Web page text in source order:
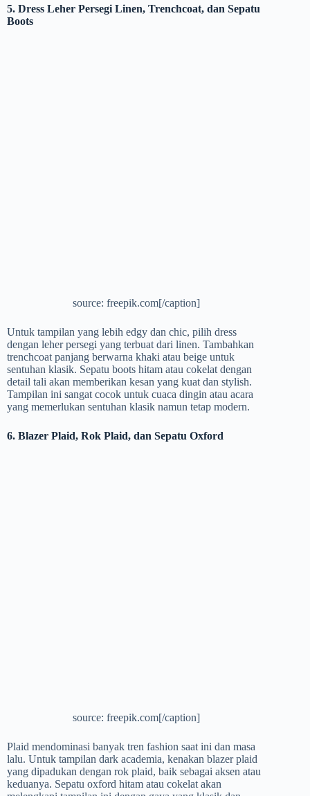
5. Dress Leher Persegi Linen, Trenchcoat, dan Sepatu
Boots
source: freepik.com[/caption]
Untuk tampilan yang lebih edgy dan chic, pilih dress
dengan leher persegi yang terbuat dari linen. Tambahkan
trenchcoat panjang berwarna khaki atau beige untuk
sentuhan klasik. Sepatu boots hitam atau cokelat dengan
detail tali akan memberikan kesan yang kuat dan stylish.
Tampilan ini sangat cocok untuk cuaca dingin atau acara
yang memerlukan sentuhan klasik namun tetap modern.
6. Blazer Plaid, Rok Plaid, dan Sepatu Oxford
source: freepik.com[/caption]
Plaid mendominasi banyak tren fashion saat ini dan masa
lalu. Untuk tampilan dark academia, kenakan blazer plaid
yang dipadukan dengan rok plaid, baik sebagai aksen atau
keduanya. Sepatu oxford hitam atau cokelat akan